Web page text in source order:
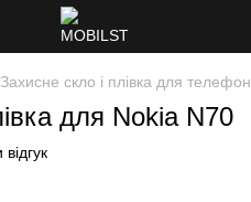
Захисне скло і плівка для
для Nokia N70